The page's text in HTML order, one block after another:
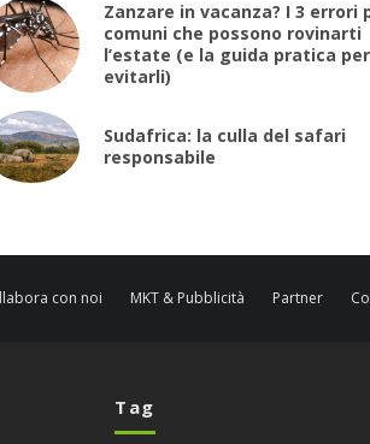
Zanzare in vacanza? I 3 errori
comuni che possono rovinarti
l’estate (e la guida pratica per
evitarli)
Sudafrica: la culla del safari
responsabile
con noi MKT & Pubblicità Partner
Tag